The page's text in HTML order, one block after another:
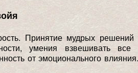
Принятие мудрых решений
умения взвешивать
от эмоционального